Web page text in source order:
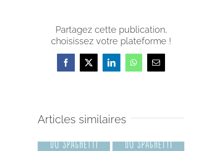
Partagez cette publication,
choisissez votre plateforme !
Facebook
X LinkedInWhatsAppEmail
Articles similaires